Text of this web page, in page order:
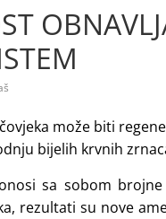
može biti
bijelih krvnih
sa sobom
rezultati su nove